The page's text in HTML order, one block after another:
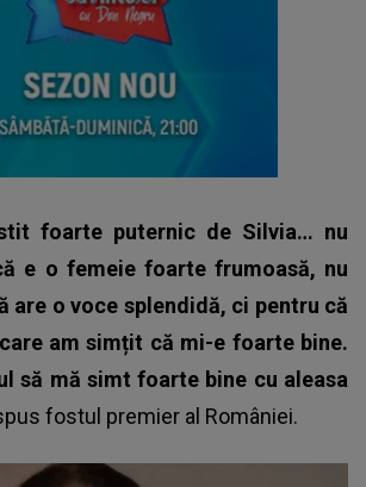
foarte puternic de Silvia… nu
e o femeie foarte frumoasă, nu
are o voce splendidă, ci pentru că
am simțit că mi-e foarte bine.
să mă simt foarte bine cu aleasa
fostul premier al României.